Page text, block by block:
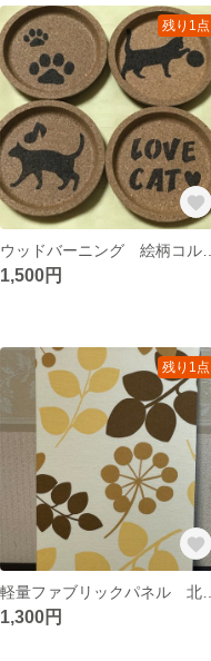
残り1点
1,500円
残り1点
1,300円